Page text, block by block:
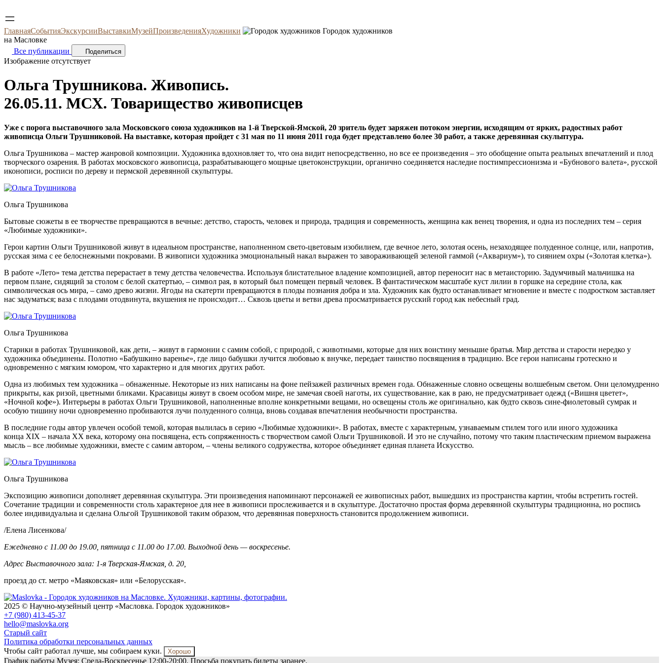
ГлавнаяСобытияЭкскурсииВыставкиМузейПроизведенияХудожники
Городок художников
на Масловке
Все публикации
Поделиться
Изображение отсутствует
Ольга Трушникова. Живопись.
26.05.11. МСХ. Товарищество живописцев
Уже с порога выставочного зала Московского союза художников на 1-й Тверской-Ямской, 20 зритель будет заряжен потоком энергии, исходящим от ярких, радостных работ
живописца Ольги Трушниковой. На выставке, которая пройдет с 31 мая по 11 июня 2011 года будет представлено более 30 работ, а также деревянная скульптура.
Ольга Трушникова – мастер жанровой композиции. Художника вдохновляет то, что она видит непосредственно, но все ее произведения – это обобщение опыта реальных впечатлений и плод
творческого озарения. В работах московского живописца, разрабатывающего мощные цветоконструкции, органично соединяется наследие постимпрессионизма и «Бубнового валета», русской
иконописи, росписи по дереву и пермской деревянной скульптуры.
Ольга Трушникова
Бытовые сюжеты в ее творчестве превращаются в вечные: детство, старость, человек и природа, традиция и современность, женщина как венец творения, и одна из последних тем – серия
«Любимые художники».
Герои картин Ольги Трушниковой живут в идеальном пространстве, наполненном свето-цветовым изобилием, где вечное лето, золотая осень, незаходящее полуденное солнце, или, напротив,
русская зима с ее белоснежными покровами. В живописи художника эмоциональный накал выражен то завораживающей зеленой гаммой («Аквариум»), то сиянием охры («Золотая клетка»).
В работе «Лето» тема детства перерастает в тему детства человечества. Используя блистательное владение композицией, автор переносит нас в метаисторию. Задумчивый мальчишка на
первом плане, сидящий за столом с белой скатертью, – символ рая, в который был помещен первый человек. В фантастическом масштабе куст лилии в горшке на середине стола, как
символическая ось мира, – само древо жизни. Ягоды на скатерти превращаются в плоды познания добра и зла. Художник как будто останавливает мгновение и вместе с подростком заставляет
нас задуматься; ваза с плодами отодвинута, вкушения не происходит… Сквозь цветы и ветви древа просматривается русский город как небесный град.
Ольга Трушникова
Старики в работах Трушниковой, как дети, – живут в гармонии с самим собой, с природой, с животными, которые для них воистину меньшие братья. Мир детства и старости нередко у
художника объединены. Полотно «Бабушкино варенье», где лицо бабушки лучится любовью к внучке, передает таинство посвящения в традицию. Все герои написаны гротескно и
одновременно с мягким юмором, что характерно и для многих других работ.
Одна из любимых тем художника – обнаженные. Некоторые из них написаны на фоне пейзажей различных времен года. Обнаженные словно освещены волшебным светом. Они целомудренно
прикрыты, как ризой, цветными бликами. Красавицы живут в своем особом мире, не замечая своей наготы, их существование, как в раю, не предусматривает одежд («Вишня цветет»,
«Ночной кофе»). Интерьеры в работах Ольги Трушниковой, наполненные вполне конкретными вещами, но освещены столь же оригинально, как будто сквозь сине-фиолетовый сумрак и
особую тишину ночи одновременно пробиваются лучи полуденного солнца, вновь создавая впечатления необычности пространства.
В последние годы автор увлечен особой темой, которая вылилась в серию «Любимые художники». В работах, вместе с характерным, узнаваемым стилем того или иного художника
конца XIX – начала XX века, которому она посвящена, есть сопряженность с творчеством самой Ольги Трушниковой. И это не случайно, потому что таким пластическим приемом выражена
мысль – все любимые художники, вместе с самим автором, – члены великого содружества, которое объединяет единая планета Искусство.
Ольга Трушникова
Экспозицию живописи дополняет деревянная скульптура. Эти произведения напоминают персонажей ее живописных работ, вышедших из пространства картин, чтобы встретить гостей.
Сочетание традиции и современности столь характерное для нее в живописи прослеживается и в скульптуре. Достаточно простая форма деревянной скульптуры традиционна, но роспись
более индивидуальна и сделана Ольгой Трушниковой таким образом, что деревянная поверхность становится продолжением живописи.
/Елена Лисенкова/
Ежедневно с 11.00 до 19.00, пятница с 11.00 до 17.00. Выходной день — воскресенье.
Адрес Выставочного зала: 1-я Тверская-Ямская, д. 20,
проезд до ст. метро «Маяковская» или «Белорусская».
2025 © Научно-музейный центр «Масловка. Городок художников»
+7 (980) 413-45-37
hello@maslovka.org
Старый сайт
Политика обработки персональных данных
Чтобы сайт работал лучше, мы собираем куки.
Хорошо
График работы Музея: Среда-Воскресенье 12:00-20:00. Просьба покупать билеты заранее.